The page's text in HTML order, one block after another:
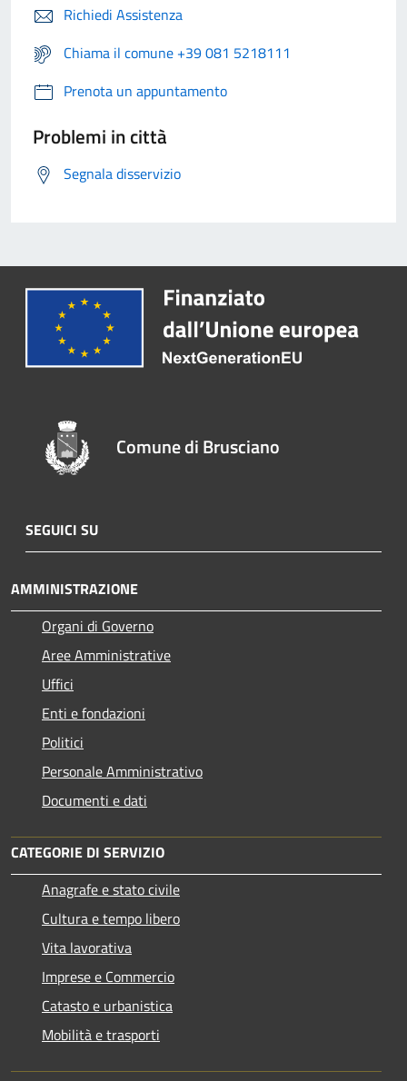
Richiedi Assistenza
Chiama il comune +39 081 5218111
Prenota un appuntamento
Problemi in città
Segnala disservizio
Comune di Brusciano
SEGUICI SU
AMMINISTRAZIONE
Organi di Governo
Aree Amministrative
Uffici
Enti e fondazioni
Politici
Personale Amministrativo
Documenti e dati
CATEGORIE DI SERVIZIO
Anagrafe e stato civile
Cultura e tempo libero
Vita lavorativa
Imprese e Commercio
Catasto e urbanistica
Mobilità e trasporti